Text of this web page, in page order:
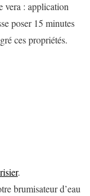
vera : application
poser 15 minutes
ces propriétés.
.
brumisateur d’eau